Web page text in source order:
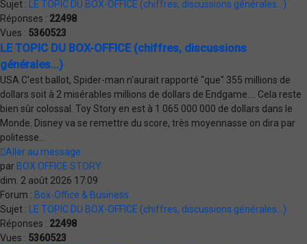
Sujet :
LE TOPIC DU BOX-OFFICE (chiffres, discussions générales...)
Réponses : 22498
Vues : 5360523
LE TOPIC DU BOX-OFFICE (chiffres, discussions
générales...)
USA C'est ballot, Spider-man n'aurait rapporté "que" 355 millions de
dollars soit à 2 misérables millions de dollars de Endgame.... Cela reste
bien sûr colossal. Toy Story en est à 1 065 000 000 de dollars dans le
Monde. Disney va se remettre du score, très moyennasse on dira par
politesse...
Aller au message
par BOX OFFICE STORY
dim. 2 août 2026 17:09
Forum : Box-Office & Business
Sujet :
LE TOPIC DU BOX-OFFICE (chiffres, discussions générales...)
Réponses : 22498
Vues : 5360523